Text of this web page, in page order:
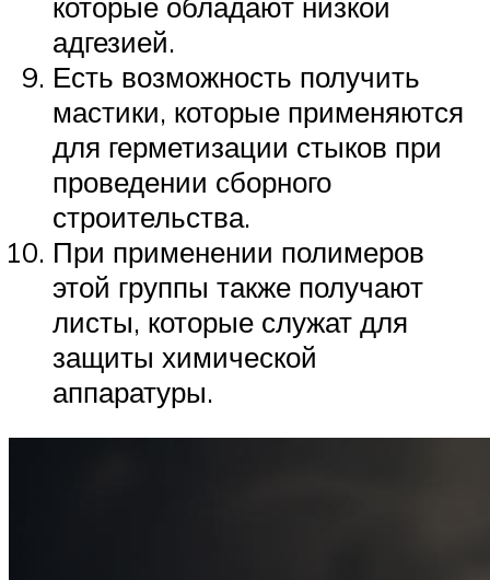
адгезией.
Есть возможность получить
мастики, которые применяются
для герметизации стыков при
проведении сборного
строительства.
При применении полимеров
этой группы также получают
листы, которые служат для
защиты химической
аппаратуры.